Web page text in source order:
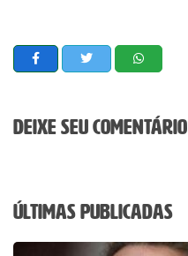
Deixe seu comentário
Últimas Publicadas